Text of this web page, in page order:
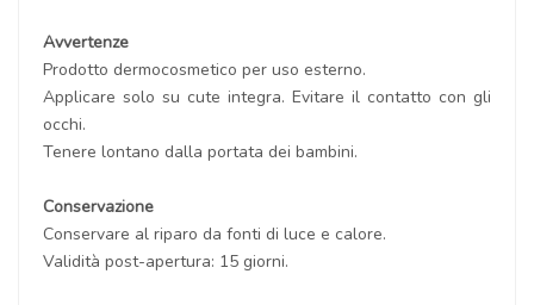
Avvertenze
Prodotto dermocosmetico per uso esterno.
Applicare solo su cute integra. Evitare il contatto con gli
occhi.
Tenere lontano dalla portata dei bambini.
Conservazione
Conservare al riparo da fonti di luce e calore.
Validità post-apertura: 15 giorni.